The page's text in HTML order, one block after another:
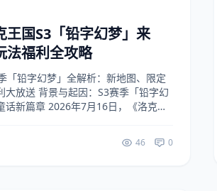
王国S3「铅字幻梦」来
法福利全攻略
「铅字幻梦」全解析：新地图、限定
大放送 背景与起因：S3赛季「铅字幻
话新篇章 2026年7月16日，《洛克王
46 0